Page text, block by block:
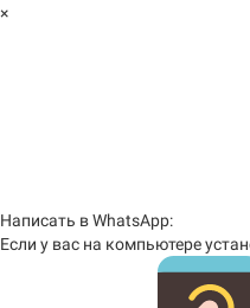
×
Написать в WhatsApp:
Если у вас на компьютере